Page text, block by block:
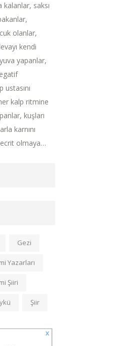
saksı
olanlar,
kendi
yapanlar,
kalp ritmine
kuşları
karnını
olmaya…
Gezi
Yazarları
Şiiri
Şiir